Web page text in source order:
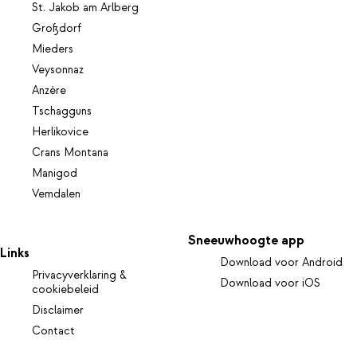
St. Jakob am Arlberg
Großdorf
Mieders
Veysonnaz
Anzère
Tschagguns
Herlikovice
Crans Montana
Manigod
Vemdalen
Links
Privacyverklaring &
cookiebeleid
Disclaimer
Contact
Sneeuwhoogte app
Download voor Android
Download voor iOS